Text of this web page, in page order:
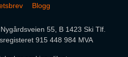
Blogg
55, B 1423 Ski Tlf.
915 448 984 MVA